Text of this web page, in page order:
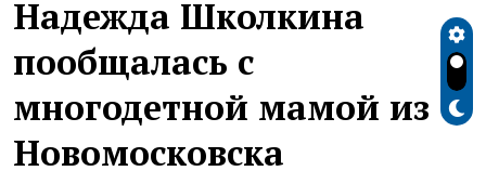
Надежда Школкина
пообщалась с
многодетной мамой из
Новомосковска